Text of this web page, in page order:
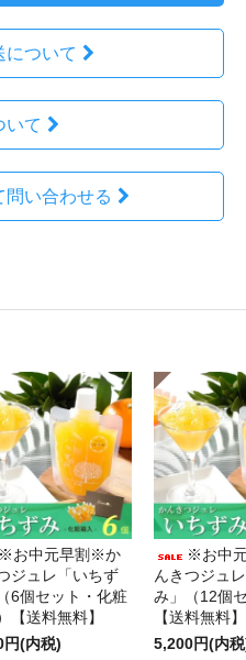
について
いて
問い合わせる
※お中元早割※か
ジュレ「いちず
6個セット・化粧
【送料無料】
円(内税)
※お中
んきつジュ
み」（12個
【送料無料】
5,200円(内